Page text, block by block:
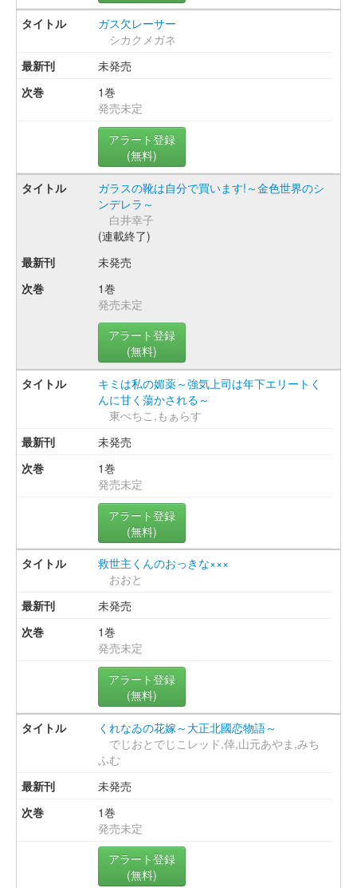
ガス欠レーサー
シカクメガネ
未発売
1巻
発売未定
アラート登録
(無料)
ガラスの靴は自分で買います!～金色世界のシ
ンデレラ～
白井幸子
(連載終了)
未発売
1巻
発売未定
アラート登録
(無料)
キミは私の媚薬～強気上司は年下エリートく
んに甘く蕩かされる～
東ぺちこ,もぁらす
未発売
1巻
発売未定
アラート登録
(無料)
救世主くんのおっきな×××
おおと
未発売
1巻
発売未定
アラート登録
(無料)
くれなゐの花嫁～大正北國恋物語～
でじおとでじこレッド,倖,山元あやま,みち
ふむ
未発売
1巻
発売未定
アラート登録
(無料)